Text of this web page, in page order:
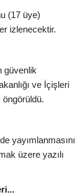
(17 üye)
izlenecektir.
güvenlik
ve İçişleri
öngörüldü.
yayımlanmasını
üzere yazılı